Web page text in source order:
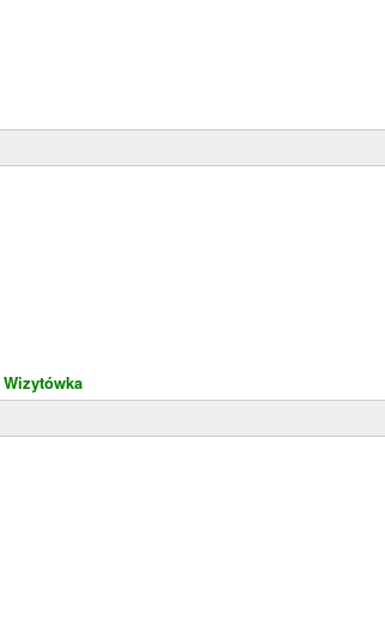
Wizytówka